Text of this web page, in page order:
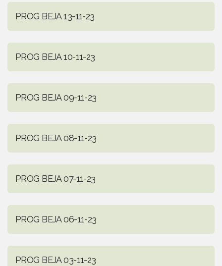
PROG BEJA 13-11-23
PROG BEJA 10-11-23
PROG BEJA 09-11-23
PROG BEJA 08-11-23
PROG BEJA 07-11-23
PROG BEJA 06-11-23
PROG BEJA 03-11-23